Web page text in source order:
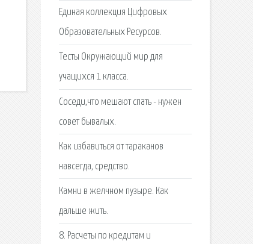
Единая коллекция Цифровых
Образовательных Ресурсов.
Тесты Окружающий мир для
учащихся 1 класса.
Соседи,что мешают спать - нужен
совет бывалых.
Как избавиться от тараканов
навсегда, средство.
Камни в желчном пузыре. Как
дальше жить.
8. Расчеты по кредитам и